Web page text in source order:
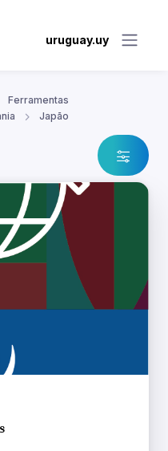
uruguay.uy
Ferramentas
Japão